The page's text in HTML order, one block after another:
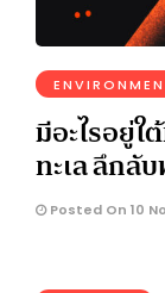
มีอะไรอยู่ใ
ทะเล ลึกลั
Posted On 10